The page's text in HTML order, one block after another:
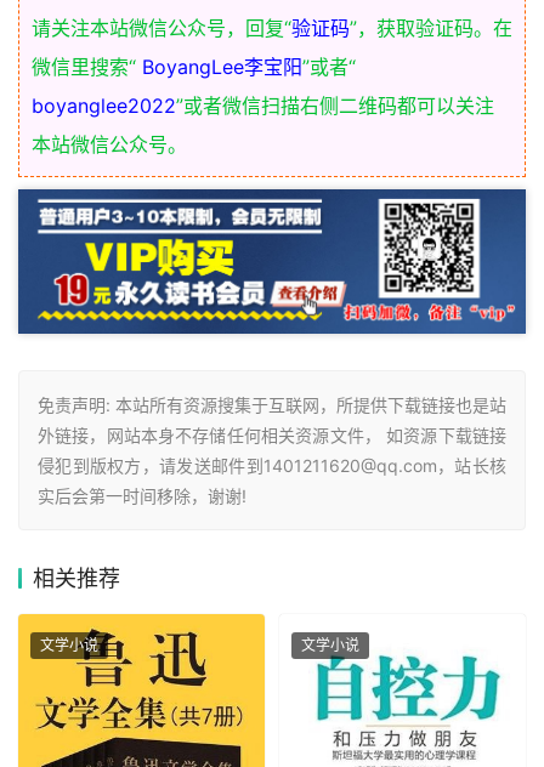
请关注本站微信公众号，回复“验证码”，获取验证码。在
微信里搜索“ BoyangLee李宝阳”或者“
boyanglee2022”或者微信扫描右侧二维码都可以关注
本站微信公众号。
免责声明: 本站所有资源搜集于互联网，所提供下载链接也是站
外链接，网站本身不存储任何相关资源文件， 如资源下载链接
侵犯到版权方，请发送邮件到1401211620@qq.com，站长核
实后会第一时间移除，谢谢!
相关推荐
文学小说 文学小说